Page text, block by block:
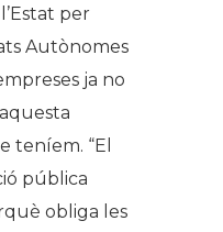
per
Autònomes
ja no
teníem. “El
pública
obliga les